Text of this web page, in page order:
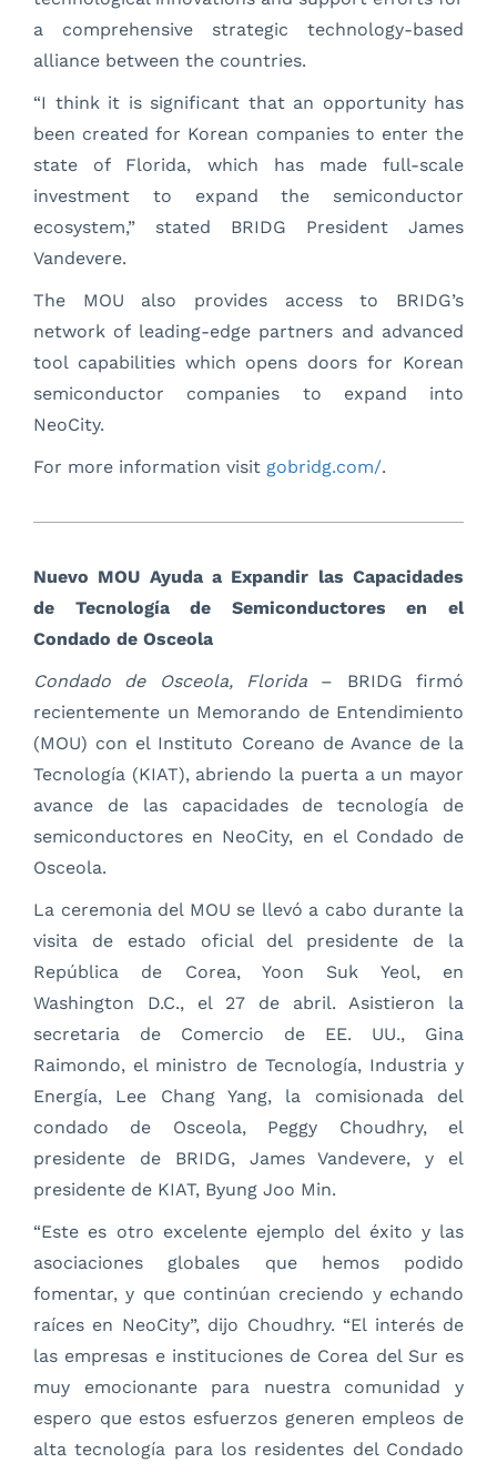
a comprehensive strategic technology-based
alliance between the countries.
“I think it is significant that an opportunity has
been created for Korean companies to enter the
state of Florida, which has made full-scale
investment to expand the semiconductor
ecosystem,” stated BRIDG President James
Vandevere.
The MOU also provides access to BRIDG’s
network of leading-edge partners and advanced
tool capabilities which opens doors for Korean
semiconductor companies to expand into
NeoCity.
For more information visit gobridg.com/.
Nuevo MOU Ayuda a Expandir las Capacidades
de Tecnología de Semiconductores en el
Condado de Osceola
Condado de Osceola, Florida – BRIDG firmó
recientemente un Memorando de Entendimiento
(MOU) con el Instituto Coreano de Avance de la
Tecnología (KIAT), abriendo la puerta a un mayor
avance de las capacidades de tecnología de
semiconductores en NeoCity, en el Condado de
Osceola.
La ceremonia del MOU se llevó a cabo durante la
visita de estado oficial del presidente de la
República de Corea, Yoon Suk Yeol, en
Washington D.C., el 27 de abril. Asistieron la
secretaria de Comercio de EE. UU., Gina
Raimondo, el ministro de Tecnología, Industria y
Energía, Lee Chang Yang, la comisionada del
condado de Osceola, Peggy Choudhry, el
presidente de BRIDG, James Vandevere, y el
presidente de KIAT, Byung Joo Min.
“Este es otro excelente ejemplo del éxito y las
asociaciones globales que hemos podido
fomentar, y que continúan creciendo y echando
raíces en NeoCity”, dijo Choudhry. “El interés de
las empresas e instituciones de Corea del Sur es
muy emocionante para nuestra comunidad y
espero que estos esfuerzos generen empleos de
alta tecnología para los residentes del Condado